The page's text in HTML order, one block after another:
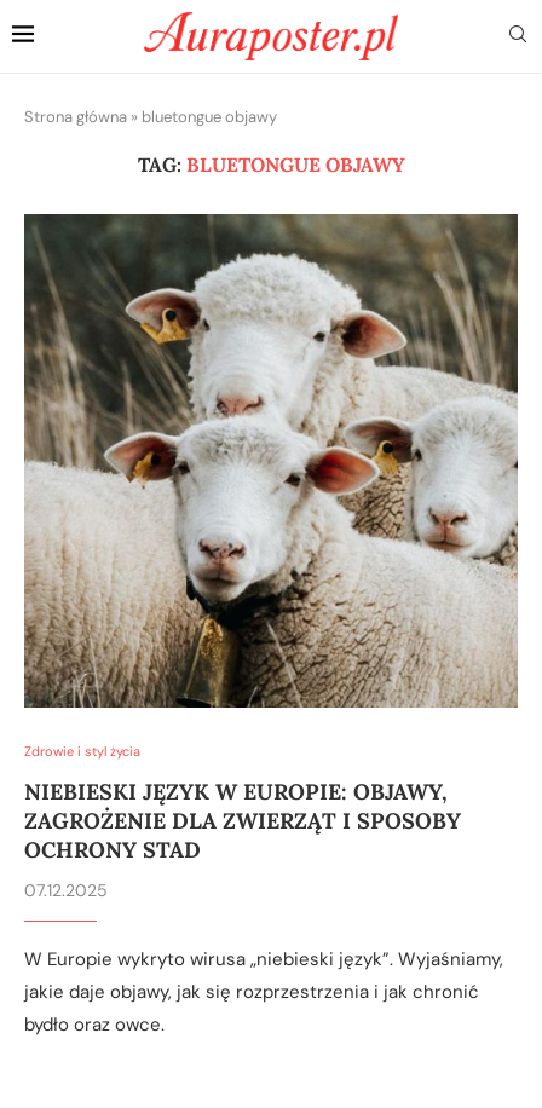
Strona główna » bluetongue objawy
TAG: BLUETONGUE OBJAWY
Zdrowie i styl życia
NIEBIESKI JĘZYK W EUROPIE: OBJAWY,
ZAGROŻENIE DLA ZWIERZĄT I SPOSOBY
OCHRONY STAD
07.12.2025
W Europie wykryto wirusa „niebieski język”. Wyjaśniamy,
jakie daje objawy, jak się rozprzestrzenia i jak chronić
bydło oraz owce.